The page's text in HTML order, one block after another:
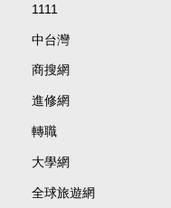
1111
中台灣
商搜網
進修網
轉職
大學網
全球旅遊網